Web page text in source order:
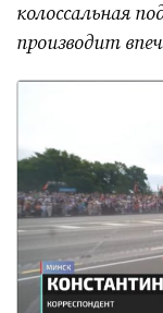
колоссальная
производит